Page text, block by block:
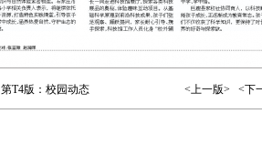
第T4版：校园动态 <上一版> <下